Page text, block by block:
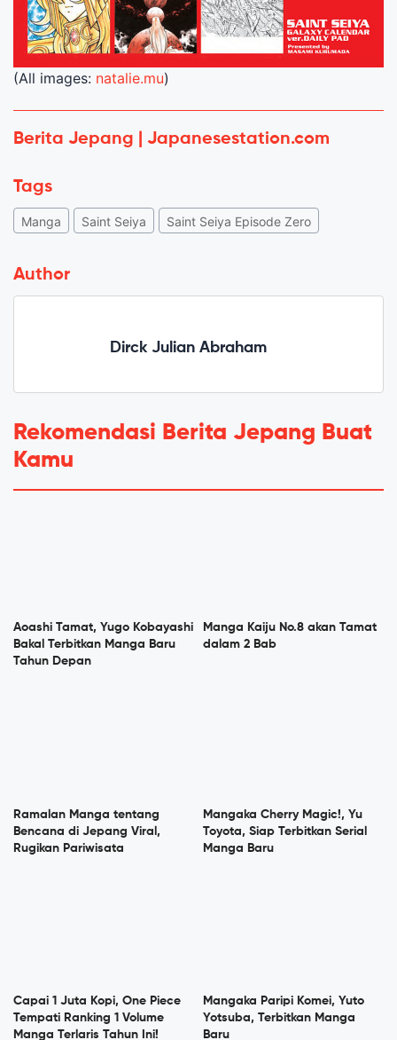
(All images: natalie.mu)
Berita Jepang | Japanesestation.com
Tags
Manga Saint Seiya Saint Seiya Episode Zero
Author
Dirck Julian Abraham
Rekomendasi Berita Jepang Buat
Kamu
Aoashi Tamat, Yugo Kobayashi
Bakal Terbitkan Manga Baru
Tahun Depan
Manga Kaiju No.8 akan Tamat
dalam 2 Bab
Ramalan Manga tentang
Bencana di Jepang Viral,
Rugikan Pariwisata
Mangaka Cherry Magic!, Yu
Toyota, Siap Terbitkan Serial
Manga Baru
Capai 1 Juta Kopi, One Piece
Tempati Ranking 1 Volume
Manga Terlaris Tahun Ini!
Mangaka Paripi Komei, Yuto
Yotsuba, Terbitkan Manga
Baru